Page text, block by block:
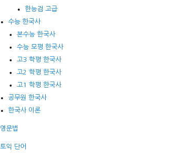
한능검 고급
수능 한국사
본수능 한국사
수능 모평 한국사
고3 학평 한국사
고2 학평 한국사
고1 학평 한국사
공무원 한국사
한국사 이론
영문법
토익 단어